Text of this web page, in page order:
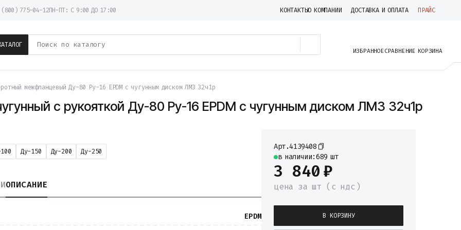
(800) 775-04-12ПН-ПТ: С 9:00 ДО 17:00 КОНТАКТЫО КОМПАНИИ ДОСТАВКА И ОПЛАТА ПРАЙС
ИЗБРАННОЕСРАВНЕНИЕ КОРЗИНА
межфланцевый Ду-80 Ру-16 EPDM с чугунным диском ЛМЗ 32ч1р
с рукояткой Ду-80 Ру-16 EPDM с чугунным диском ЛМЗ 32ч1р
Ду-150 Ду-200 Ду-250
ОПИСАНИЕ
EPDM
Арт.4139408
в наличии:689 шт
3 840₽
цена за шт (c ндс)
В КОРЗИНУ